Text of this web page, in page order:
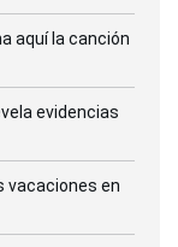
aquí la canción
evidencias
vacaciones en